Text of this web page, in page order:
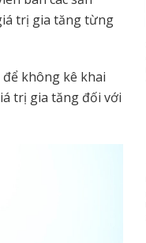
trị gia tăng từng
không kê khai
trị gia tăng đối với